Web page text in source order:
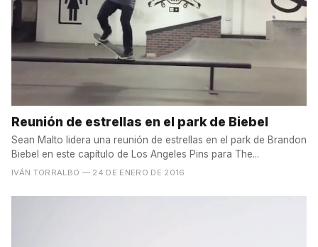
Reunión de estrellas en el park de Biebel
Sean Malto lidera una reunión de estrellas en el park de Brandon
Biebel en este capítulo de Los Angeles Pins para The...
IVÁN TORRALBO — 24 DE ENERO DE 2016